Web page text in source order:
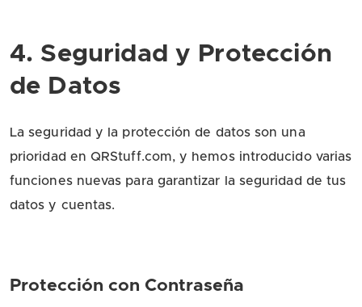
4. Seguridad y Protección
de Datos
La seguridad y la protección de datos son una
prioridad en QRStuff.com, y hemos introducido varias
funciones nuevas para garantizar la seguridad de tus
datos y cuentas.
Protección con Contraseña